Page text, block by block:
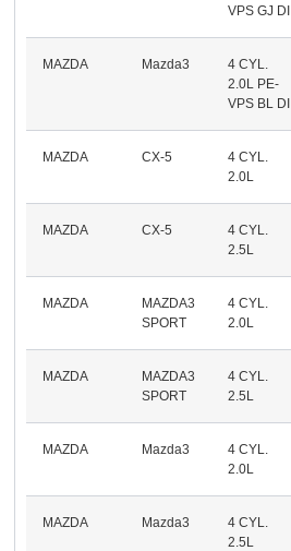
VPS GJ DI
MAZDA Mazda3
4 CYL.
2.0L PE-
VPS BL DI
MAZDA CX-5
4 CYL.
2.0L
MAZDA CX-5
4 CYL.
2.5L
MAZDA
MAZDA3
SPORT
4 CYL.
2.0L
MAZDA
MAZDA3
SPORT
4 CYL.
2.5L
MAZDA Mazda3
4 CYL.
2.0L
MAZDA Mazda3
4 CYL.
2.5L